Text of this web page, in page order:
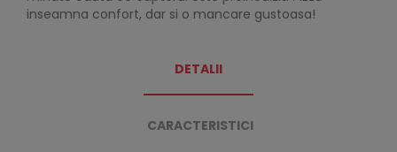
inseamna confort, dar si o mancare gustoasa!
DETALII
CARACTERISTICI